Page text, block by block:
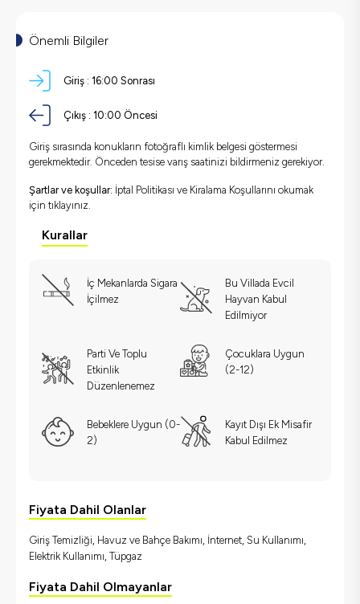
Önemli Bilgiler
Giriş : 16:00 Sonrası
Çıkış : 10:00 Öncesi
Giriş sırasında konukların fotoğraflı kimlik belgesi göstermesi
gerekmektedir. Önceden tesise varış saatinizi bildirmeniz gerekiyor.
Şartlar ve koşullar: İptal Politikası ve Kiralama Koşullarını okumak
için tıklayınız.
Kurallar
İç Mekanlarda Sigara
İçilmez
Bu Villada Evcil
Hayvan Kabul
Edilmiyor
Parti Ve Toplu
Etkinlik
Düzenlenemez
Çocuklara Uygun
(2-12)
Bebeklere Uygun (0-
2)
Kayıt Dışı Ek Misafir
Kabul Edilmez
Fiyata Dahil Olanlar
Giriş Temizliği, Havuz ve Bahçe Bakımı, İnternet, Su Kullanımı,
Elektrik Kullanımı, Tüpgaz
Fiyata Dahil Olmayanlar